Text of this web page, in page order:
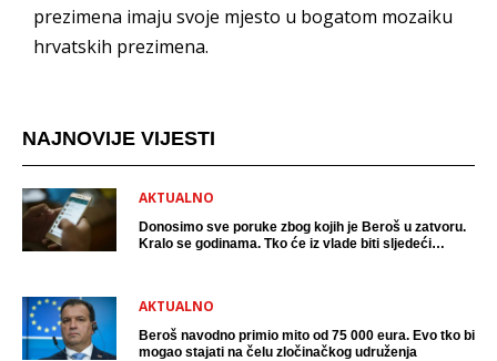
prezimena imaju svoje mjesto u bogatom mozaiku
hrvatskih prezimena.
NAJNOVIJE VIJESTI
AKTUALNO
Donosimo sve poruke zbog kojih je Beroš u zatvoru.
Kralo se godinama. Tko će iz vlade biti sljedeći
AKTUALNO
Beroš navodno primio mito od 75 000 eura. Evo tko bi
mogao stajati na čelu zločinačkog udruženja